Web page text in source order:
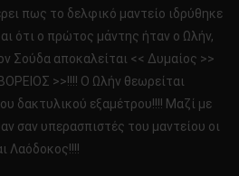
πως το δελφικό μαντείο ιδρύθηκε
ότι ο πρώτος μάντης ήταν ο Ωλήν,
Σούδα αποκαλείται << Δυμαίος >>
>>!!!! Ο Ωλήν θεωρείται
δακτυλικού εξαμέτρου!!!! Μαζί με
σαν υπερασπιστές του μαντείου οι
Λαόδοκος!!!!